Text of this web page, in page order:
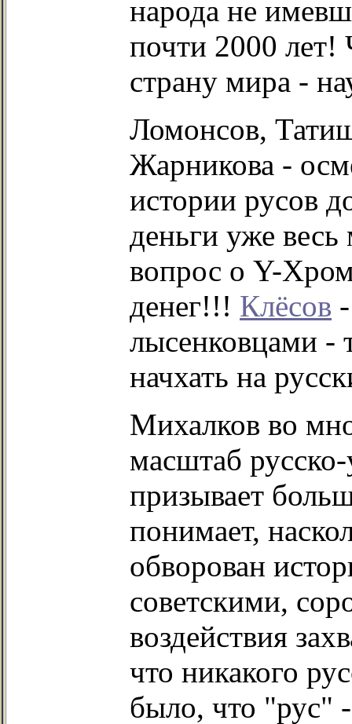
народа не
почти 2000
страну мира -
Ломонсов,
Жарникова -
истории русов
деньги уже
вопрос о Y-
денег!!! Клёсов
лысенковцами -
начхать на
Михалков во
масштаб
призывает
понимает,
обворован
советскими,
воздействия
что никакого
было, что "рус"